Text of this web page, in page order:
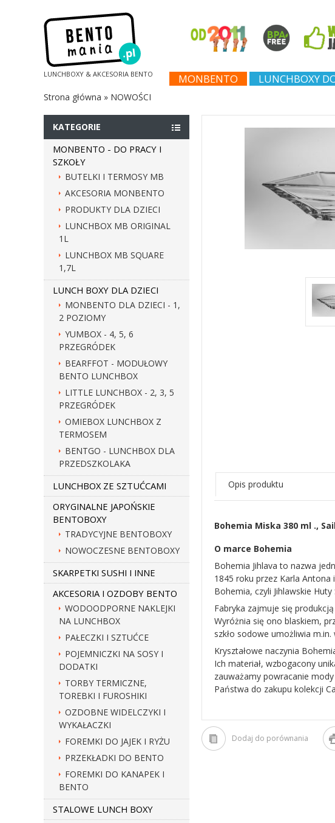
LUNCHBOXY & AKCESORIA BENTO MONBENTO LUNCHBOXY
Strona główna » NOWOŚCI
KATEGORIE
MONBENTO - DO PRACY I
SZKOŁY
BUTELKI I TERMOSY MB
AKCESORIA MONBENTO
PRODUKTY DLA DZIECI
LUNCHBOX MB ORIGINAL
1L
LUNCHBOX MB SQUARE
1,7L
LUNCH BOXY DLA DZIECI
MONBENTO DLA DZIECI - 1,
2 POZIOMY
YUMBOX - 4, 5, 6
PRZEGRÓDEK
BEARFFOT - MODUŁOWY
BENTO LUNCHBOX
LITTLE LUNCHBOX - 2, 3, 5
PRZEGRÓDEK
OMIEBOX LUNCHBOX Z
TERMOSEM
BENTGO - LUNCHBOX DLA
PRZEDSZKOLAKA
LUNCHBOX ZE SZTUĆCAMI
ORYGINALNE JAPOŃSKIE
BENTOBOXY
TRADYCYJNE BENTOBOXY
NOWOCZESNE BENTOBOXY
SKARPETKI SUSHI I INNE
AKCESORIA I OZDOBY BENTO
WODOODPORNE NAKLEJKI
NA LUNCHBOX
PAŁECZKI I SZTUĆCE
POJEMNICZKI NA SOSY I
DODATKI
TORBY TERMICZNE,
TOREBKI I FUROSHIKI
OZDOBNE WIDELCZYKI I
WYKAŁACZKI
FOREMKI DO JAJEK I RYŻU
PRZEKŁADKI DO BENTO
FOREMKI DO KANAPEK I
BENTO
STALOWE LUNCH BOXY
Opis produktu
Bohemia Miska 380 ml .,
O marce Bohemia
Bohemia Jihlava to nazwa
1845 roku przez Karla Antona
Bohemia, czyli Jihlawskie Huty
Fabryka zajmuje się
Wyróżnia się ono blaskiem,
szkło sodowe umożliwia
Kryształowe naczynia
Ich materiał, wzbogacony
zauważamy powracanie
Państwa do zakupu kolekcji
Dodaj do porównania